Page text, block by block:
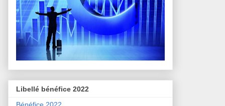
Libellé bénéfice 2022
Bénéfice 2022